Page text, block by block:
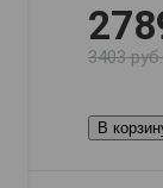
3403 руб.
В